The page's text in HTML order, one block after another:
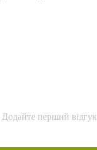
Додайте перший відгук